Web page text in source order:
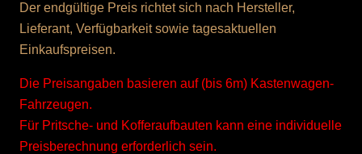
Der endgültige Preis richtet sich nach Hersteller,
Lieferant, Verfügbarkeit sowie tagesaktuellen
Einkaufspreisen.
Die Preisangaben basieren auf (bis 6m) Kastenwagen-
Fahrzeugen.
Für Pritsche- und Kofferaufbauten kann eine individuelle
Preisberechnung erforderlich sein.